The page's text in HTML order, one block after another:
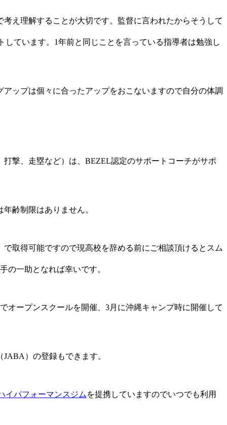
え理解することが大切です。監督に言われたからそうして
ています。1年前と同じことを言っている指導者は勉強し
ップは個々に合ったアップをおこないますので自分の体調
撃、走塁など）は、BEZEL認定のサポートコーチがサポ
齢制限はありません。
で取得可能ですので現高校を辞める前にご相談頂けるとスム
の一助となれば幸いです。
オープンスクールを開催、3月に沖縄キャンプ時に開催して
）の登録もできます。
イパフォーマンスジム を提携していますのでいつでも利用